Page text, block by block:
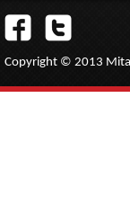
Copyright © 2013